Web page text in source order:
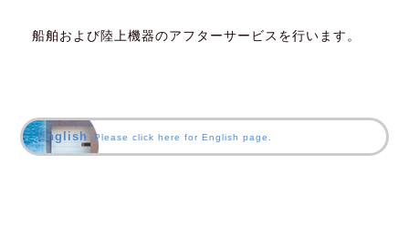
船舶および陸上機器のアフターサービスを行います。
English Please click here for English page.